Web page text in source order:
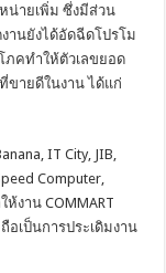
น่ายเพิ่ม ซึ่งมีส่วน
นยังได้อัดฉีดโปรโม
ภคทำให้ตัวเลขยอด
ขายดีในงาน ได้แก่
IT City, JIB,
Computer,
งาน COMMART
อเป็นการประเดิมงาน